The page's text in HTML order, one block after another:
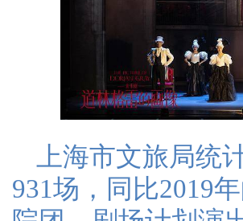
上海市文旅局统
931场，同比2019